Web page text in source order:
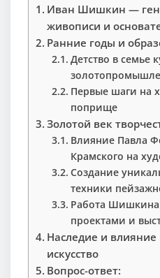
Иван Шишкин —
живописи и
Ранние годы и
Детство в семье
Первые шаги на
поприще
Золотой век
Влияние Павла
Крамского на
Создание
техники
Работа
проектами и
Наследие и
искусство
Вопрос-ответ: